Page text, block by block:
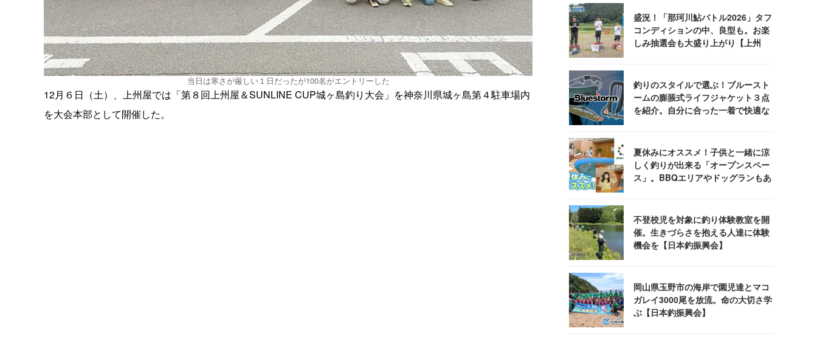
当日は寒さが厳しい１日だったが100名がエントリーした
12月６日（土）、上州屋では「第８回上州屋＆SUNLINE CUP城ヶ島釣り大会」を神奈川県城ヶ島第４駐車場内
を大会本部として開催した。
盛況！「那珂川鮎バトル2026」タフ
コンディションの中、良型も。お楽
しみ抽選会も大盛り上がり【上州
釣りのスタイルで選ぶ！ブルースト
ームの膨脹式ライフジャケット３点
を紹介。自分に合った一着で快適な
夏休みにオススメ！子供と一緒に涼
しく釣りが出来る「オープンスペー
ス」。BBQエリアやドッグランもあ
不登校児を対象に釣り体験教室を開
催。生きづらさを抱える人達に体験
機会を【日本釣振興会】
岡山県玉野市の海岸で園児達とマコ
ガレイ3000尾を放流。命の大切さ学
ぶ【日本釣振興会】